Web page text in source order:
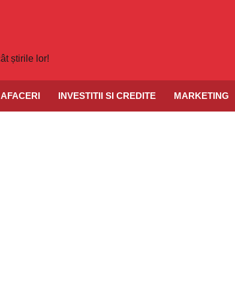
știrile lor!
INVESTITII SI CREDITE MARKETING